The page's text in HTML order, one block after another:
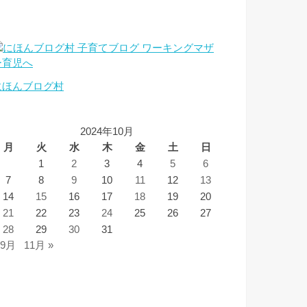
ほんブログ村
2024年10月
月
火 水 木 金 土
日
1
2 3 4 5
6
7
8 9 10 11 12
13
14
15 16 17 18 19
20
21
22 23 24 25 26
27
28
29 30
31
月
11月 »